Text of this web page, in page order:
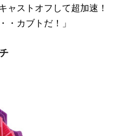
ストオフして超加速！
・カブトだ！」